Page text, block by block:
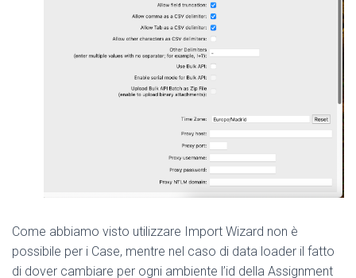
Come abbiamo visto utilizzare Import Wizard non è
possibile per i Case, mentre nel caso di data loader il fatto
di dover cambiare per ogni ambiente l’id della Assignment